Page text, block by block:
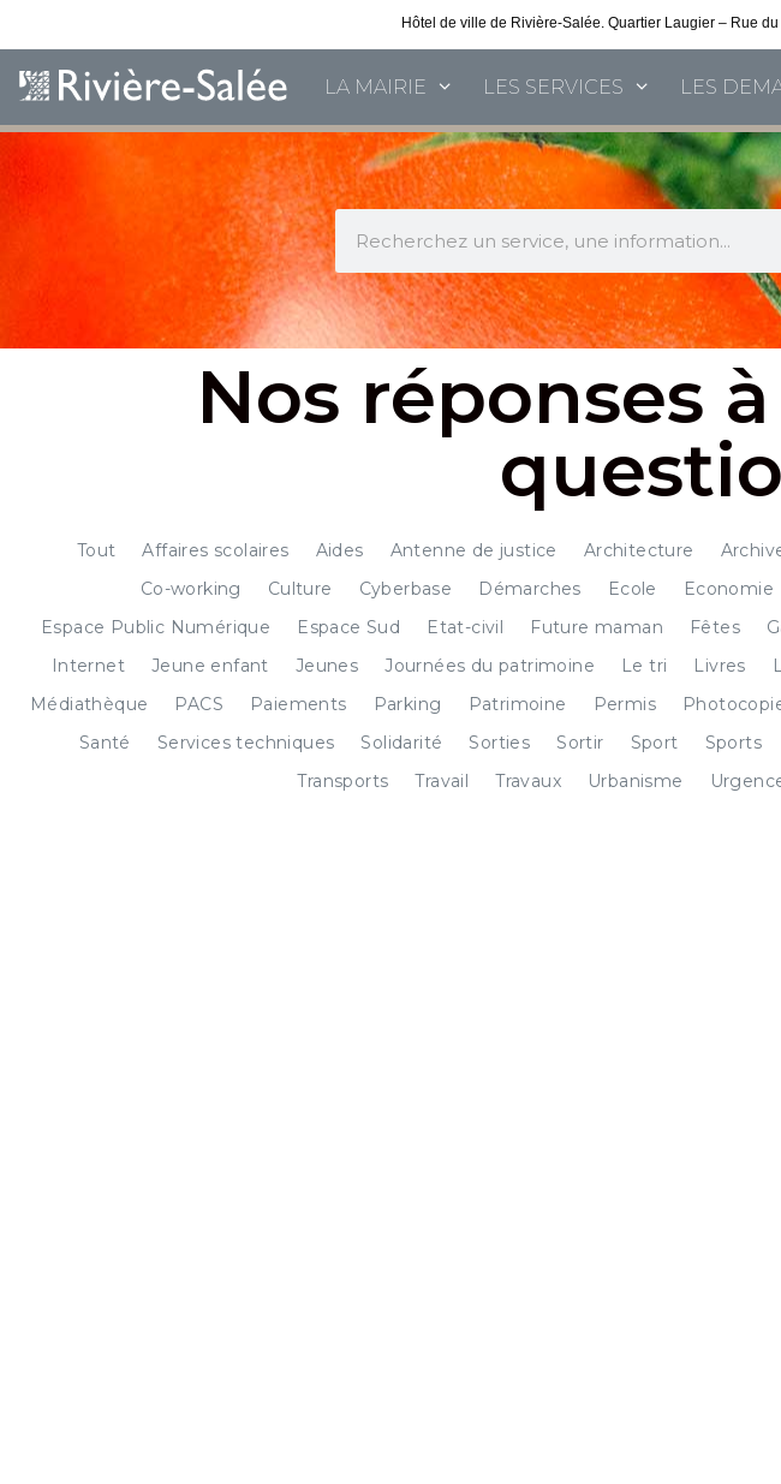
Hôtel de ville de Rivière-Salée. Quartier Laugier – Rue
LA MAIRIE LES SERVICES LES
Nos réponses
Tout Affaires scolaires Aides Antenne de justice Architecture
Co-working
Culture Cyberbase Démarches Ecole Economie
Espace Public Numérique
Espace Sud Etat-civil Future maman Fêtes
Internet
Jeune enfant Jeunes Journées du patrimoine Le tri Livres
Médiathèque
PACS Paiements Parking Patrimoine Permis
Santé
Services techniques Solidarité Sorties Sortir Sport Sports
Transports
Travail Travaux Urbanisme